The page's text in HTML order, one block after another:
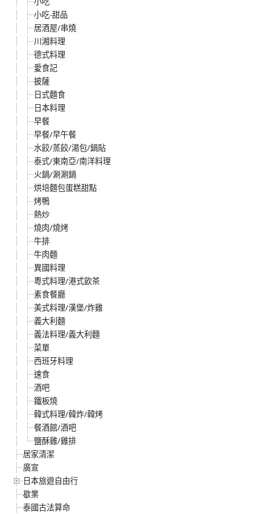
小吃-甜品
居酒屋/串燒
川湘料理
德式料理
愛食記
披薩
日式麵食
日本料理
早餐
早餐/早午餐
水餃/蒸餃/湯包/鍋貼
泰式/東南亞/南洋料理
火鍋/涮涮鍋
烘培麵包蛋糕甜點
烤鴨
熱炒
燒肉/燒烤
牛排
牛肉麵
異國料理
粵式料理/港式飲茶
素食餐廳
美式料理/漢堡/炸雞
義大利麵
義法料理/義大利麵
菜單
西班牙料理
速食
酒吧
鐵板燒
韓式料理/韓炸/韓烤
餐酒館/酒吧
鹽酥雞/雞排
居家清潔
廣宣
日本旅遊自由行
歇業
泰國古法算命